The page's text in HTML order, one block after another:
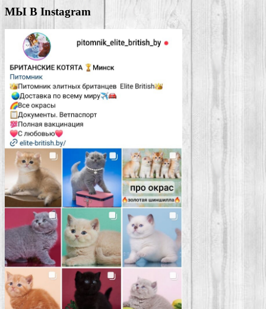
МЫ В Instagram